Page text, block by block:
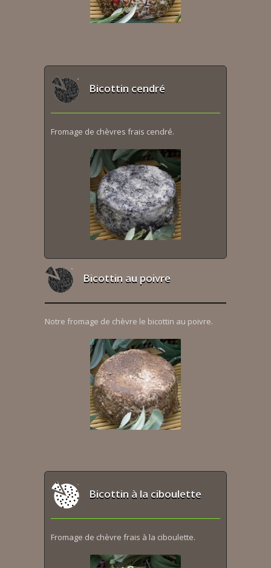
Bicottin cendré
Fromage de chèvres frais cendré.
Bicottin au poivre
Notre fromage de chèvre le bicottin au poivre.
Bicottin à la ciboulette
Fromage de chèvre frais à la ciboulette.